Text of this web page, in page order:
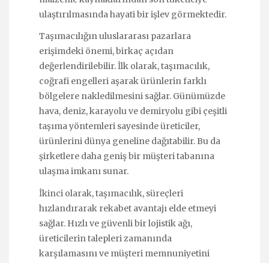
ulaştırılmasında hayati bir işlev görmektedir.
Taşımacılığın uluslararası pazarlara
erişimdeki önemi, birkaç açıdan
değerlendirilebilir. İlk olarak, taşımacılık,
coğrafi engelleri aşarak ürünlerin farklı
bölgelere nakledilmesini sağlar. Günümüzde
hava, deniz, karayolu ve demiryolu gibi çeşitli
taşıma yöntemleri sayesinde üreticiler,
ürünlerini dünya geneline dağıtabilir. Bu da
şirketlere daha geniş bir müşteri tabanına
ulaşma imkanı sunar.
İkinci olarak, taşımacılık, süreçleri
hızlandırarak rekabet avantajı elde etmeyi
sağlar. Hızlı ve güvenli bir lojistik ağı,
üreticilerin talepleri zamanında
karşılamasını ve müşteri memnuniyetini